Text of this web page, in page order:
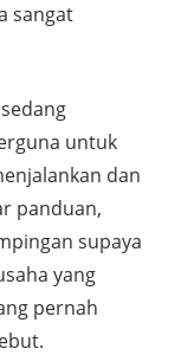
sangat
untuk
dan
panduan,
supaya
yang
pernah